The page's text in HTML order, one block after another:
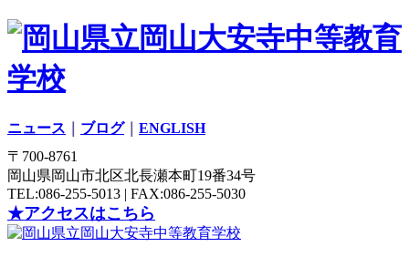
ニュース ブログ｜ ENGLISH
〒700-8761
岡山県岡山市北区北長瀬本町19番34号
TEL:086-255-5013 | FAX:086-255-5030
★アクセスはこちら